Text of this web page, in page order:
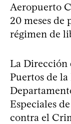
Aeropuerto
20 meses
régimen de
La Dirección
Puertos de
Especiales
contra el